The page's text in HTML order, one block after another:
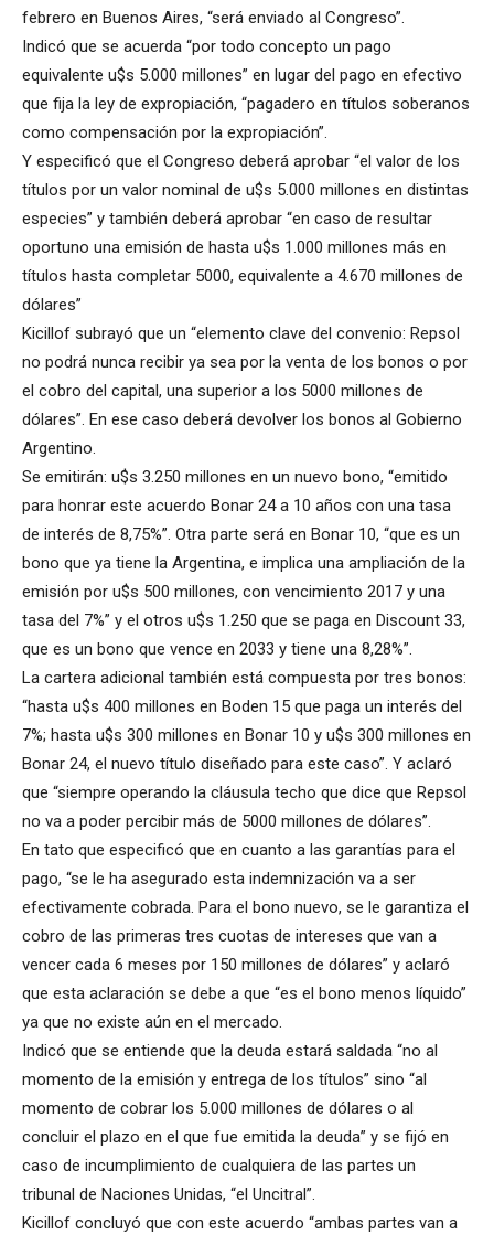
febrero en Buenos Aires, “será enviado al Congreso”.
Indicó que se acuerda “por todo concepto un pago
equivalente u$s 5.000 millones” en lugar del pago en efectivo
que fija la ley de expropiación, “pagadero en títulos soberanos
como compensación por la expropiación”.
Y especificó que el Congreso deberá aprobar “el valor de los
títulos por un valor nominal de u$s 5.000 millones en distintas
especies” y también deberá aprobar “en caso de resultar
oportuno una emisión de hasta u$s 1.000 millones más en
títulos hasta completar 5000, equivalente a 4.670 millones de
dólares”
Kicillof subrayó que un “elemento clave del convenio: Repsol
no podrá nunca recibir ya sea por la venta de los bonos o por
el cobro del capital, una superior a los 5000 millones de
dólares”. En ese caso deberá devolver los bonos al Gobierno
Argentino.
Se emitirán: u$s 3.250 millones en un nuevo bono, “emitido
para honrar este acuerdo Bonar 24 a 10 años con una tasa
de interés de 8,75%”. Otra parte será en Bonar 10, “que es un
bono que ya tiene la Argentina, e implica una ampliación de la
emisión por u$s 500 millones, con vencimiento 2017 y una
tasa del 7%” y el otros u$s 1.250 que se paga en Discount 33,
que es un bono que vence en 2033 y tiene una 8,28%”.
La cartera adicional también está compuesta por tres bonos:
“hasta u$s 400 millones en Boden 15 que paga un interés del
7%; hasta u$s 300 millones en Bonar 10 y u$s 300 millones en
Bonar 24, el nuevo título diseñado para este caso”. Y aclaró
que “siempre operando la cláusula techo que dice que Repsol
no va a poder percibir más de 5000 millones de dólares”.
En tato que especificó que en cuanto a las garantías para el
pago, “se le ha asegurado esta indemnización va a ser
efectivamente cobrada. Para el bono nuevo, se le garantiza el
cobro de las primeras tres cuotas de intereses que van a
vencer cada 6 meses por 150 millones de dólares” y aclaró
que esta aclaración se debe a que “es el bono menos líquido”
ya que no existe aún en el mercado.
Indicó que se entiende que la deuda estará saldada “no al
momento de la emisión y entrega de los títulos” sino “al
momento de cobrar los 5.000 millones de dólares o al
concluir el plazo en el que fue emitida la deuda” y se fijó en
caso de incumplimiento de cualquiera de las partes un
tribunal de Naciones Unidas, “el Uncitral”.
Kicillof concluyó que con este acuerdo “ambas partes van a